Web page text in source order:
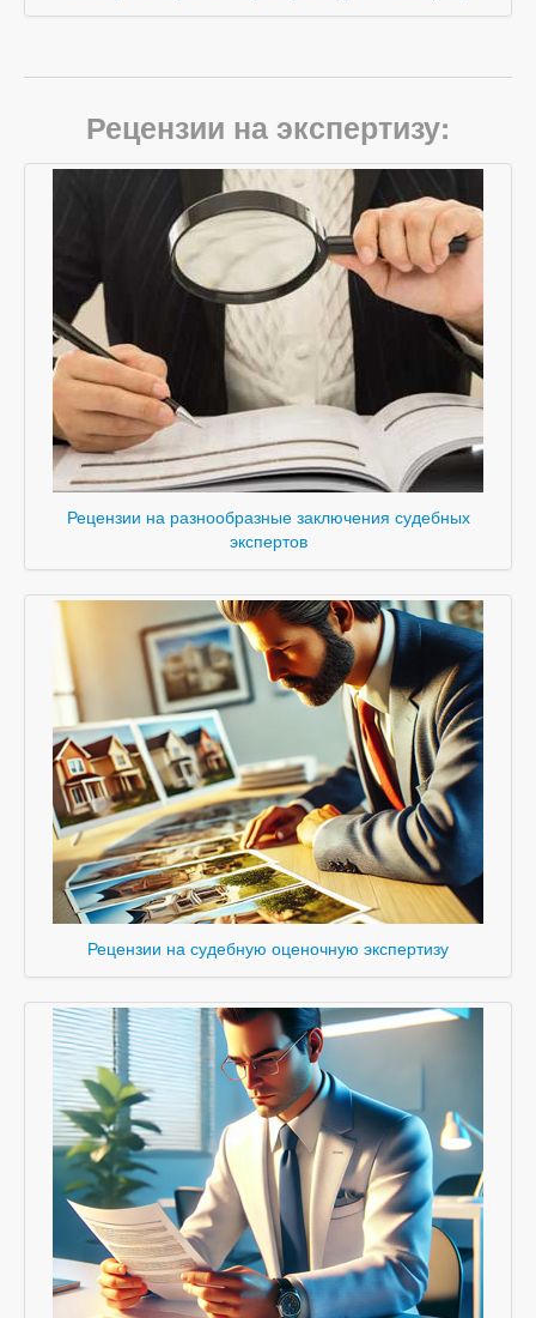
Рецензии на экспертизу:
Рецензии на разнообразные заключения судебных
экспертов
Рецензии на судебную оценочную экспертизу